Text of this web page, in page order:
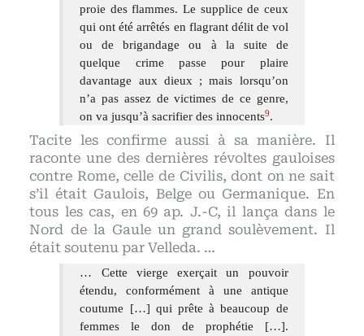
proie des flammes. Le supplice de ceux
qui ont été arrêtés en flagrant délit de vol
ou de brigandage ou à la suite de
quelque crime passe pour plaire
davantage aux dieux ; mais lorsqu’on
n’a pas assez de victimes de ce genre,
on va jusqu’à sacrifier des innocents9.
Tacite les confirme aussi à sa manière. Il
raconte une des dernières révoltes gauloises
contre Rome, celle de Civilis, dont on ne sait
s’il était Gaulois, Belge ou Germanique. En
tous les cas, en 69 ap. J.-C, il lança dans le
Nord de la Gaule un grand soulèvement. Il
était soutenu par Velleda. …
… Cette vierge exerçait un pouvoir
étendu, conformément à une antique
coutume […] qui prête à beaucoup de
femmes le don de prophétie […].